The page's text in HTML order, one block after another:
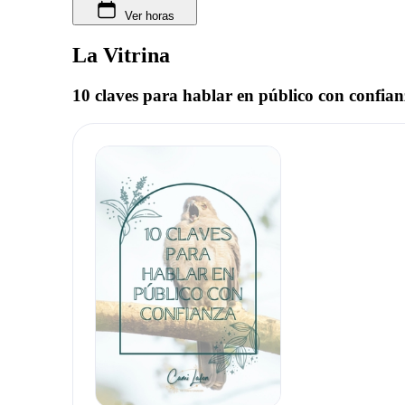
Ver horas
La Vitrina
10 claves para hablar en público con